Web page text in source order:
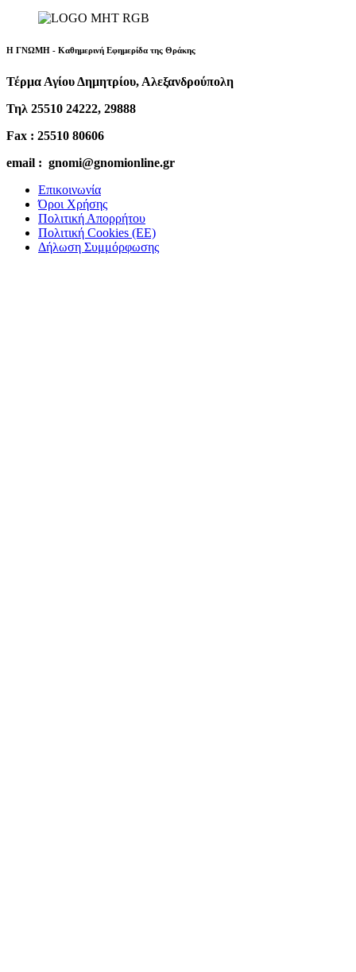
Η ΓΝΩΜΗ - Καθημερινή Εφημερίδα της Θράκης
Τέρμα Αγίου Δημητρίου, Αλεξανδρούπολη
Τηλ 25510 24222, 29888
Fax : 25510 80606
email : gnomi@gnomionline.gr
Επικοινωνία
Όροι Χρήσης
Πολιτική Απορρήτου
Πολιτική Cookies (ΕΕ)
Δήλωση Συμμόρφωσης